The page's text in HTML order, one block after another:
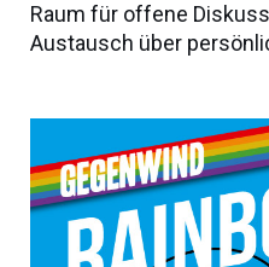
Raum für offene
Austausch über